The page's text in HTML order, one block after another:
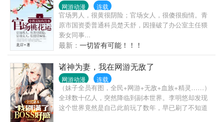
网游动漫 连载
官场男人，很黄很阴险；官场女人，很傻很痴情。青
原市国资委普通科员楚天舒，因撞破了办公室主任猥
亵女同事...
最新： 一切皆有可能！！！
诸神为妻，我在网游无敌了
网游动漫 连载
（妹子全员有图，全民+网游+无敌+血族+精灵……）
全球数十亿人，突然降临到副本世界。李明悠却发现
这个世界竟然是自己此前玩了数年，早已刷了不知道